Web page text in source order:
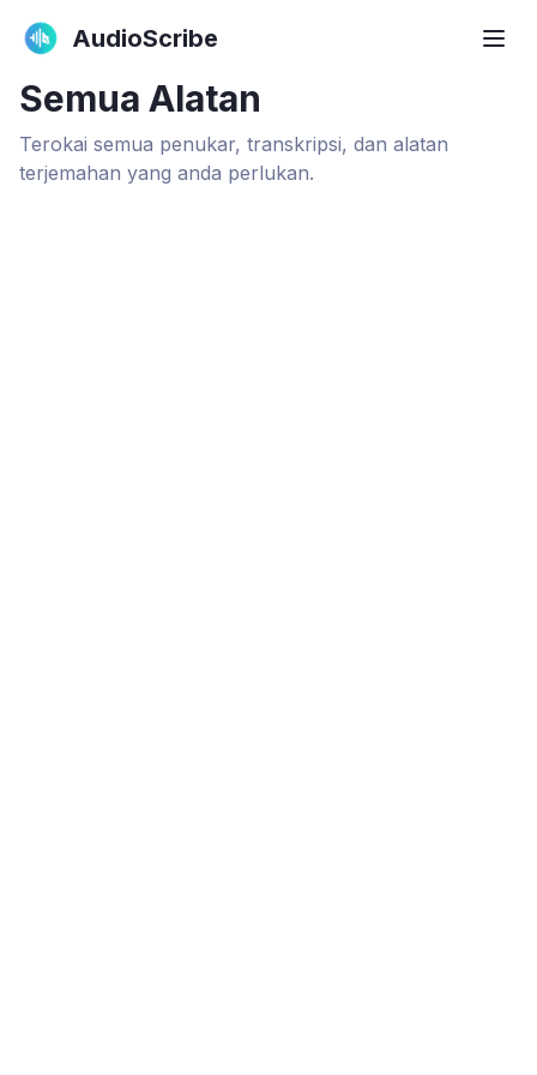
AudioScribe
Semua Alatan
Terokai semua penukar, transkripsi, dan alatan
terjemahan yang anda perlukan.